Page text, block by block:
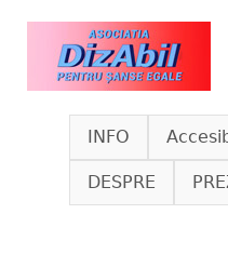
Skip to
www.dizabil.eu
INFO
DESPRE